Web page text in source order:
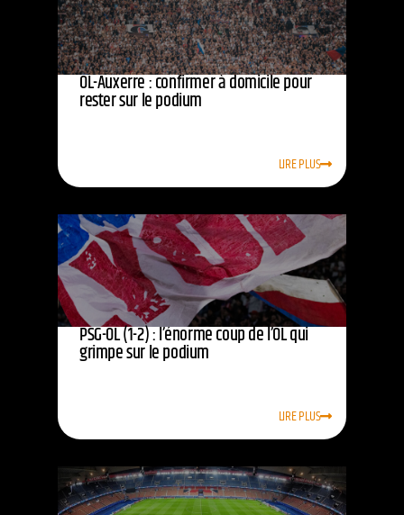
OL-Auxerre : confirmer à domicile pour
rester sur le podium
LIRE PLUS
PSG-OL (1-2) : l’énorme coup de l’OL qui
grimpe sur le podium
LIRE PLUS